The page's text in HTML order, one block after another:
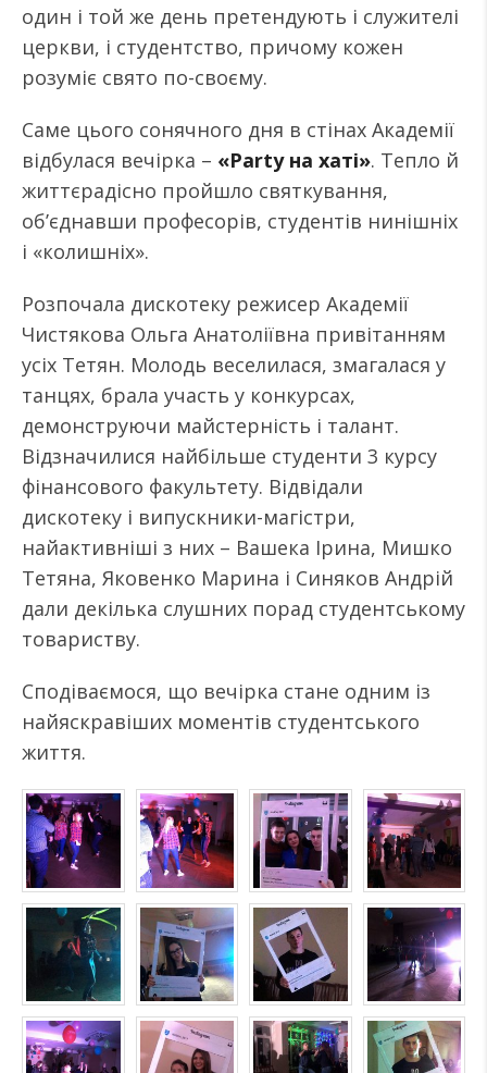
один і той же день претендують і служителі
церкви, і студентство, причому кожен
розуміє свято по-своєму.
Саме цього сонячного дня в стінах Академії
відбулася вечірка – «Party на хаті». Тепло й
життєрадісно пройшло святкування,
об’єднавши професорів, студентів нинішніх
і «колишніх».
Розпочала дискотеку режисер Академії
Чистякова Ольга Анатоліївна привітанням
усіх Тетян. Молодь веселилася, змагалася у
танцях, брала участь у конкурсах,
демонструючи майстерність і талант.
Відзначилися найбільше студенти 3 курсу
фінансового факультету. Відвідали
дискотеку і випускники-магістри,
найактивніші з них – Вашека Ірина, Мишко
Тетяна, Яковенко Марина і Синяков Андрій
дали декілька слушних порад студентському
товариству.
Сподіваємося, що вечірка стане одним із
найяскравіших моментів студентського
життя.